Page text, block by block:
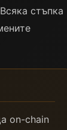
стъпка
on-chain